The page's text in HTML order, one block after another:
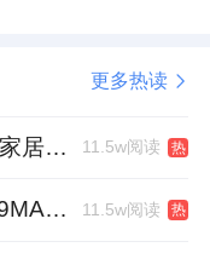
更多热读
跨界存储测试未落定，爱丽家居复牌前自揭多重风险 11.5w阅读 热
冲刺2026年末开业！东外39MALL全球招商启幕，重构东直门商圈格局 11.5w阅读 热